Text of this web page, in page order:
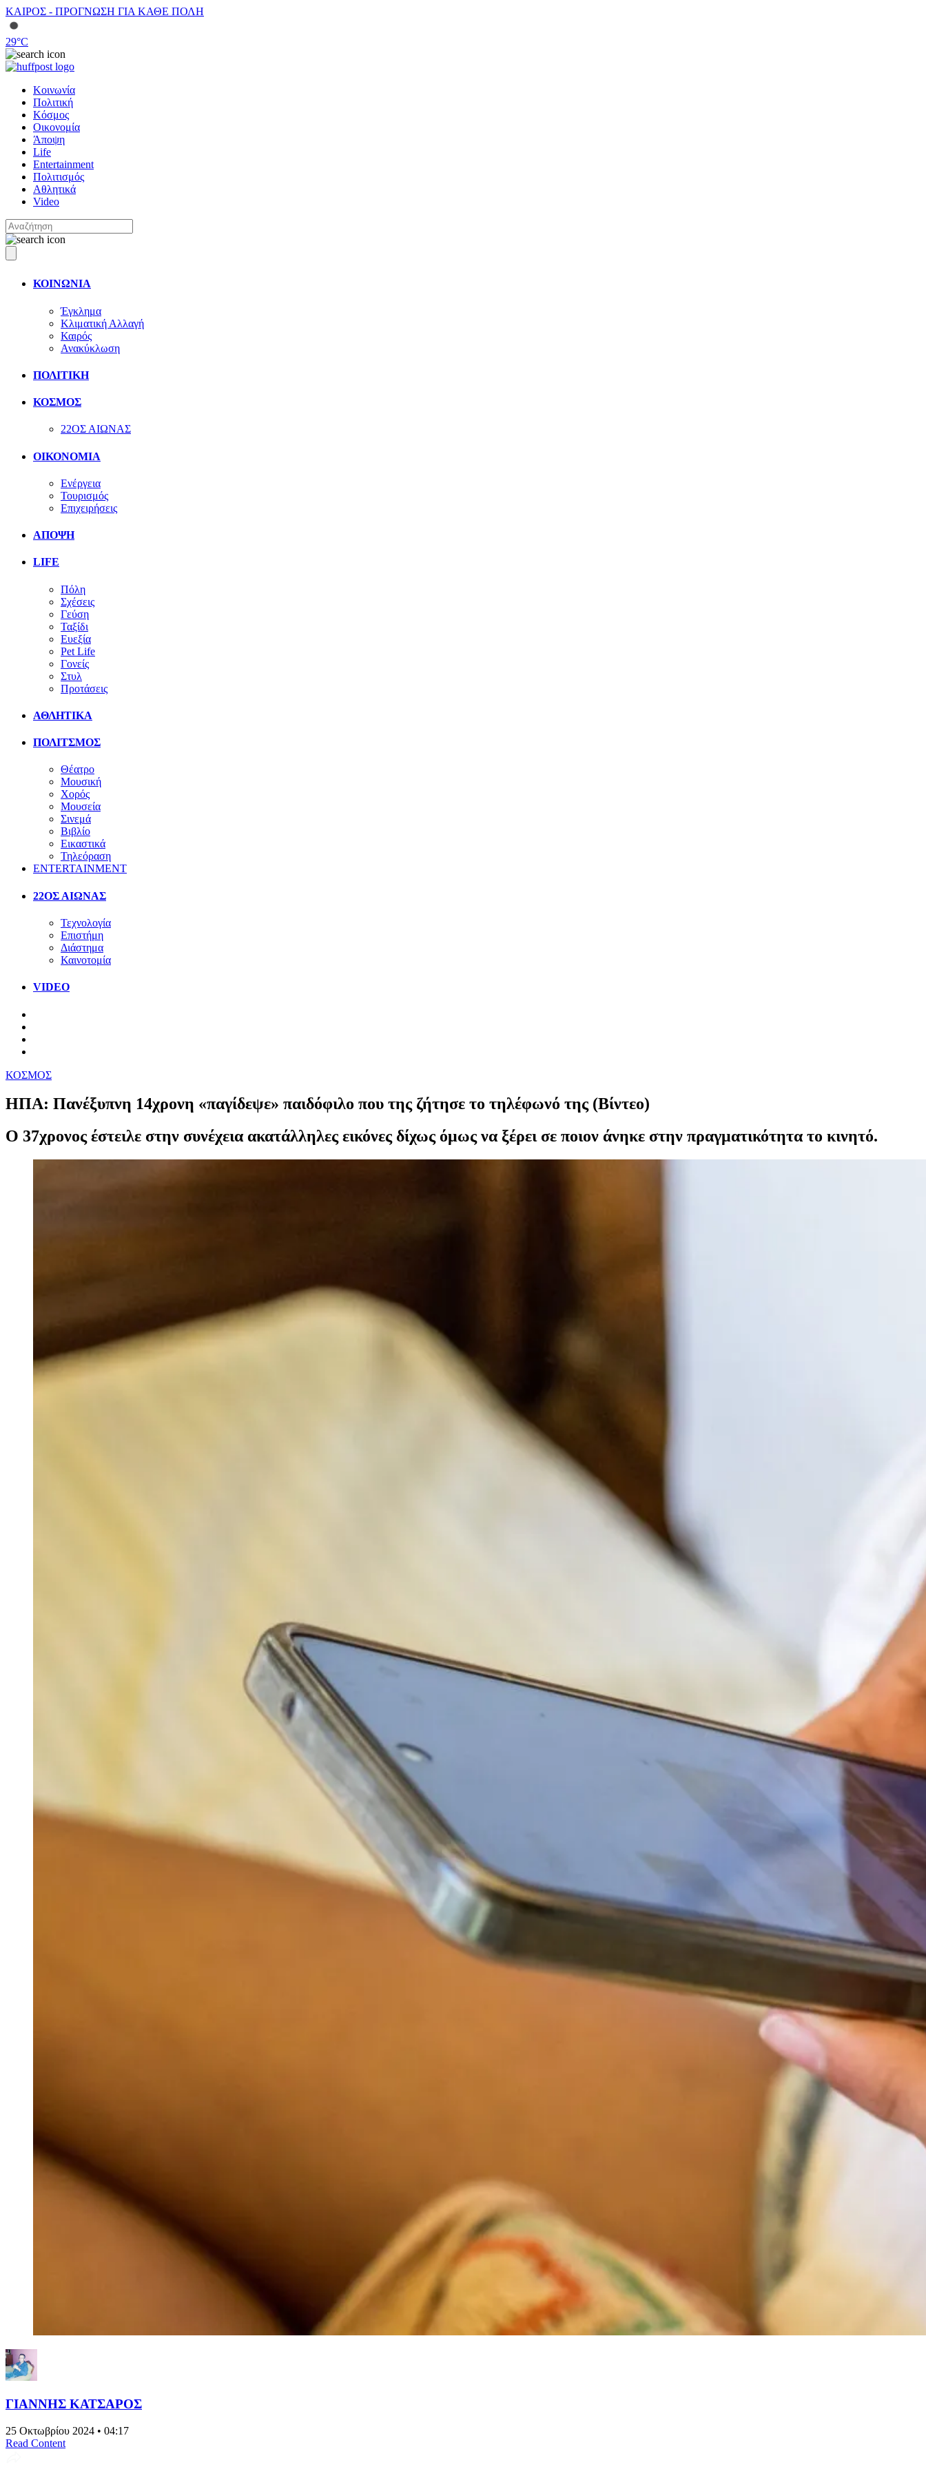
ΚΑΙΡΟΣ - ΠΡΟΓΝΩΣΗ ΓΙΑ ΚΑΘΕ ΠΟΛΗ
29°C
Κοινωνία
Πολιτική
Κόσμος
Οικονομία
Άποψη
Life
Entertainment
Πολιτισμός
Αθλητικά
Video
ΚΟΙΝΩΝΙΑ
Έγκλημα
Κλιματική Αλλαγή
Καιρός
Ανακύκλωση
ΠΟΛΙΤΙΚΗ
ΚΟΣΜΟΣ
22ΟΣ ΑΙΩΝΑΣ
ΟΙΚΟΝΟΜΙΑ
Ενέργεια
Τουρισμός
Επιχειρήσεις
ΑΠΟΨΗ
LIFE
Πόλη
Σχέσεις
Γεύση
Ταξίδι
Ευεξία
Pet Life
Γονείς
Στυλ
Προτάσεις
ΑΘΛΗΤΙΚΑ
ΠΟΛΙΤΣΜΟΣ
Θέατρο
Μουσική
Χορός
Μουσεία
Σινεμά
Βιβλίο
Εικαστικά
Τηλεόραση
ENTERTAINMENT
22ΟΣ ΑΙΩΝΑΣ
Τεχνολογία
Επιστήμη
Διάστημα
Καινοτομία
VIDEO
ΚΟΣΜΟΣ
ΗΠΑ: Πανέξυπνη 14χρονη «παγίδεψε» παιδόφιλο που της ζήτησε το τηλέφωνό της (Βίντεο)
Ο 37χρονος έστειλε στην συνέχεια ακατάλληλες εικόνες δίχως όμως να ξέρει σε ποιον άνηκε στην πραγματικότητα το κινητό.
ΓΙΑΝΝΗΣ ΚΑΤΣΑΡΟΣ
25 Οκτωβρίου 2024 • 04:17
Read Content